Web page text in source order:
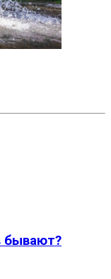
бывают?